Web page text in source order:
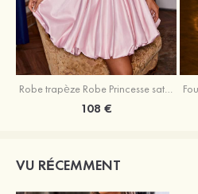
Robe trapèze Robe Princesse satin sans manches courte/mini robe de fête de la rentrée
108 €
VU RÉCEMMENT